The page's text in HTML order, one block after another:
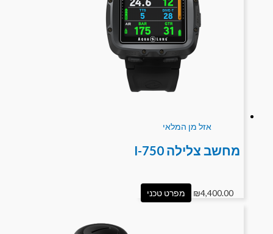
אזל מן המלאי
מחשב צלילה I-750
₪4,400.00 מפרט טכני